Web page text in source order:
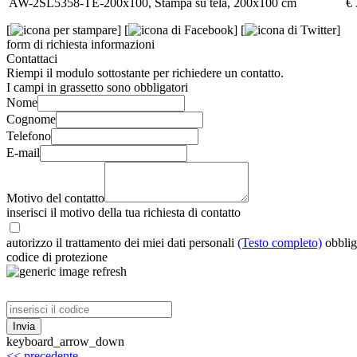
[ ] [ ] [
]
form di richiesta informazioni
Contattaci
Riempi il modulo sottostante per richiedere un contatto.
I campi in grassetto sono obbligatori
Nome
Cognome
Telefono
E-mail
Motivo del contatto
inserisci il motivo della tua richiesta di contatto
autorizzo il trattamento dei miei dati personali (Testo completo)
codice di protezione
refresh
keyboard_arrow_down